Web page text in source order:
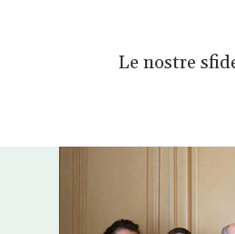
Le nostre